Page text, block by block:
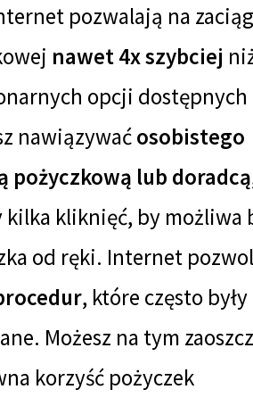
pozwalają na
nawet 4x szybciej
opcji dostępnych
nawiązywaćosobistego
pożyczkową lub doradcą
kilka kliknięć, by możliwa
od ręki. Internet
, które często były
Możesz na tym
korzyść pożyczek